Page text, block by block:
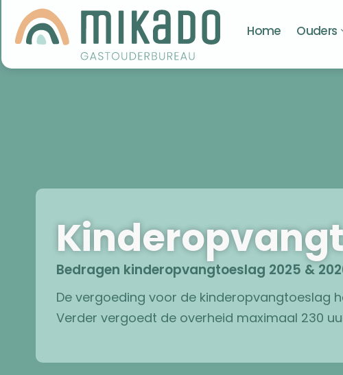
Home Ouders
Bedragen kinderopvangtoeslag 2025 &
De vergoeding voor de kinderopvangtoeslag
Verder vergoedt de overheid maximaal 230